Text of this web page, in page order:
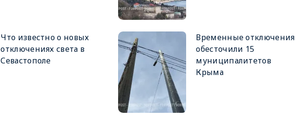
Что известно о новых
отключениях света в
Севастополе
Временные отключения
обесточили 15
муниципалитетов
Крыма